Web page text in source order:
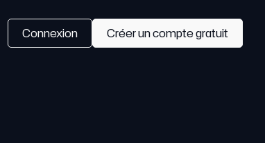
Connexion Créer un compte gratuit